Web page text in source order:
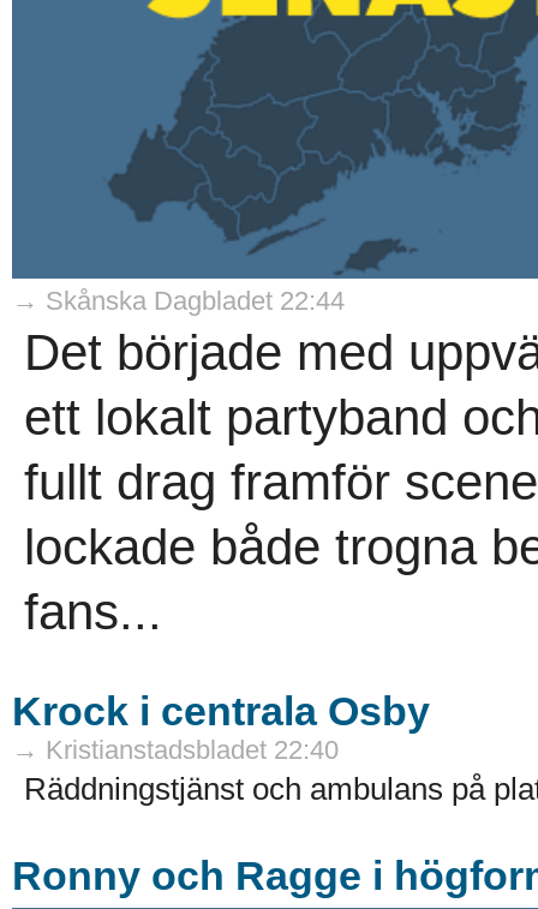
→ Skånska Dagbladet 22:44
Det började med
ett lokalt partyband
fullt drag framför
lockade både trogna
fans...
Krock i centrala Osby
→ Kristianstadsbladet 22:40
Räddningstjänst och ambulans på
Ronny och Ragge i